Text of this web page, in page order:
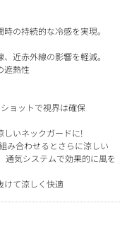
の持続的な冷感を実現。
近赤外線の影響を軽減。
遮熱性
ョットで視界は確保
しいネックガードに!
み合わせるとさらに涼しい
通気システムで効果的に風を
けて涼しく快適